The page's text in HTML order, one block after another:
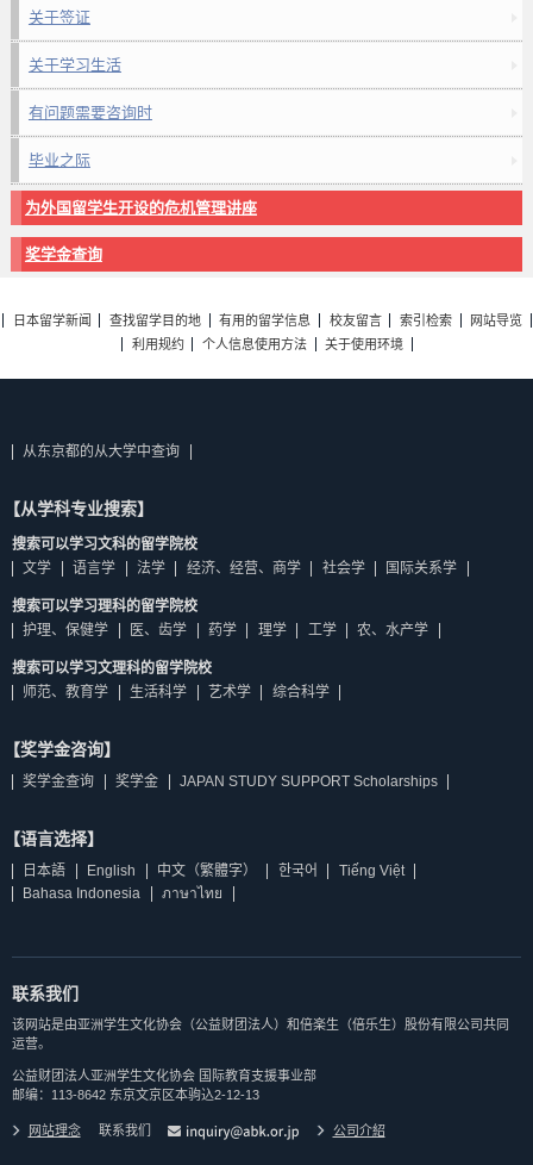
关于签证
关于学习生活
有问题需要咨询时
毕业之际
为外国留学生开设的危机管理讲座
奖学金查询
日本留学新闻 查找留学目的地 有用的留学信息 校友留言 索引检索
网站导览
利用规约
个人信息使用方法 关于使用环境
从东京都的从大学中查询
【从学科专业搜索】
搜索可以学习文科的留学院校
文学
语言学 法学 经济、经营、商学 社会学 国际关系学
搜索可以学习理科的留学院校
护理、保健学
医、齿学 药学 理学 工学 农、水产学
搜索可以学习文理科的留学院校
师范、教育学
生活科学 艺术学 综合科学
【奖学金咨询】
奖学金查询 奖学金 JAPAN STUDY SUPPORT Scholarships
【语言选择】
日本語 English 中文（繁體字） 한국어
Tiếng Việt
Bahasa Indonesia
ภาษาไทย
联系我们
该网站是由亚洲学生文化协会（公益财团法人）和倍楽生（倍乐生）股份有限公司共同
运营。
公益财团法人亚洲学生文化协会 国际教育支援事业部
邮编：113-8642 东京文京区本驹込2-12-13
网站理念 联系我们 公司介紹